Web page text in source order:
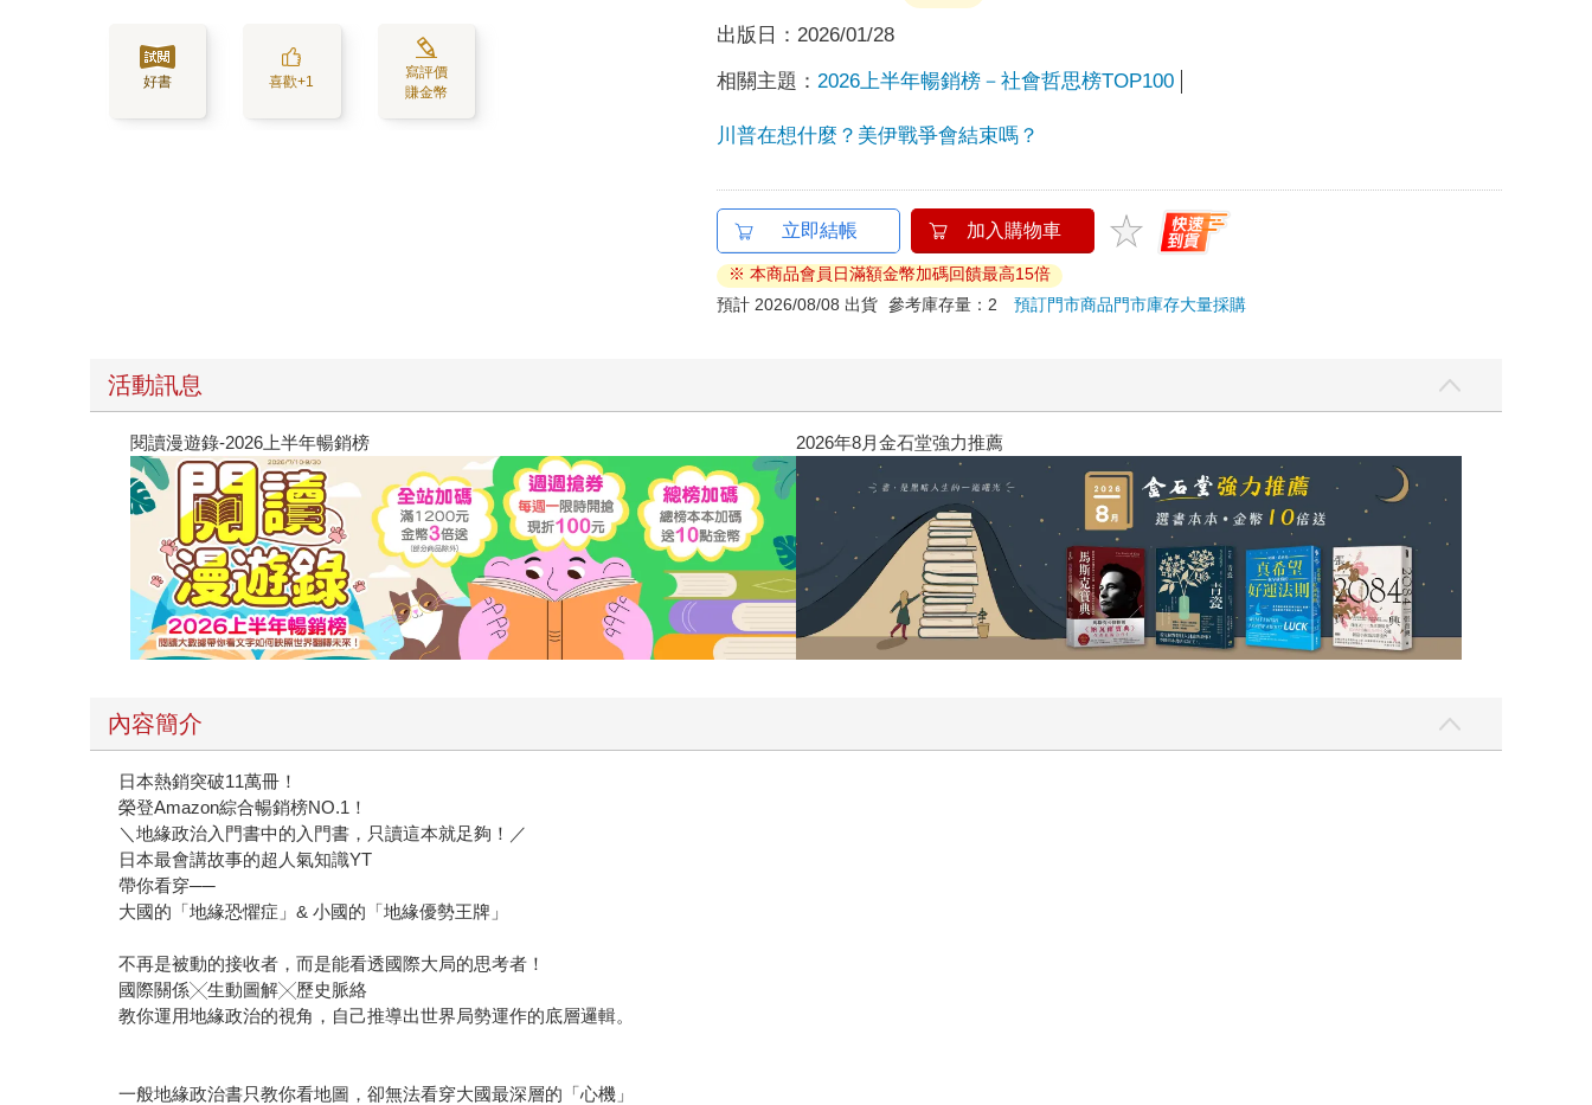
好書 喜歡+1
寫評價
賺金幣
出版日： 2026/01/28
相關主題： 2026上半年暢銷榜－社會哲思榜TOP100
川普在想什麼？美伊戰爭會結束嗎？
立即結帳 加入購物車
※ 本商品會員日滿額金幣加碼回饋最高15倍
預計 2026/08/08 出貨 參考庫存量：2預訂門市商品門市庫存大量採購
活動訊息
閱讀漫遊錄-2026上半年暢銷榜 2026年8月金石堂強力推薦
內容簡介
日本熱銷突破11萬冊！
榮登Amazon綜合暢銷榜NO.1！
＼地緣政治入門書中的入門書，只讀這本就足夠！／
日本最會講故事的超人氣知識YT
帶你看穿──
大國的「地緣恐懼症」& 小國的「地緣優勢王牌」
不再是被動的接收者，而是能看透國際大局的思考者！
國際關係╳生動圖解╳歷史脈絡
教你運用地緣政治的視角，自己推導出世界局勢運作的底層邏輯。
一般地緣政治書只教你看地圖，卻無法看穿大國最深層的「心機」